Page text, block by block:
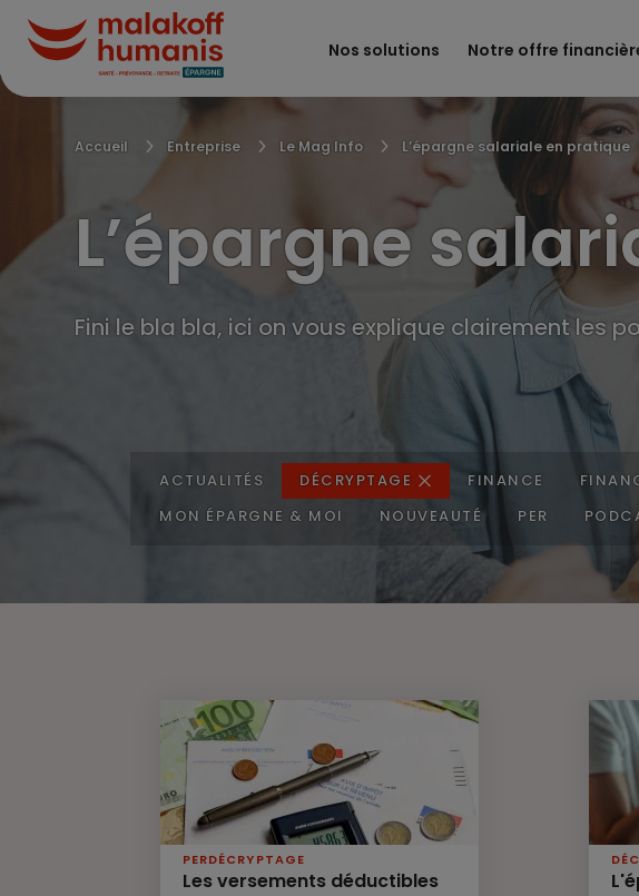
Aller
contenu
principal
Nos solutions Notre offre
Fil
Accueil Entreprise Le Mag Info L’épargne salariale en pratique
L’épargne
Fini le bla bla, ici on vous explique clairement les
ACTUALITÉS DÉCRYPTAGE FINANCE
MON ÉPARGNE & MOI
NOUVEAUTÉ PER
PERDÉCRYPTAGE
Les versements déductibles